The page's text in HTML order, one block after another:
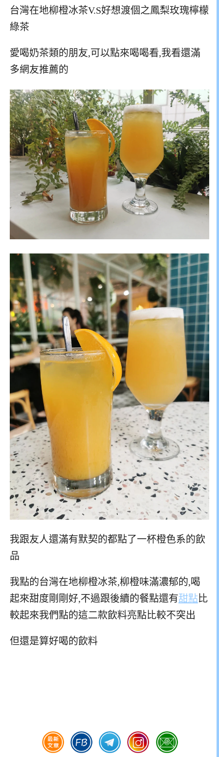
台灣在地柳橙冰茶V.S好想渡個之鳳梨玫瑰檸檬
綠茶
愛喝奶茶類的朋友,可以點來喝喝看,我看還滿
多網友推薦的
我跟友人還滿有默契的都點了一杯橙色系的飲
品
我點的台灣在地柳橙冰茶,柳橙味滿濃郁的,喝
起來甜度剛剛好,不過跟後續的餐點還有甜點比
較起來我們點的這二款飲料亮點比較不突出
但還是算好喝的飲料